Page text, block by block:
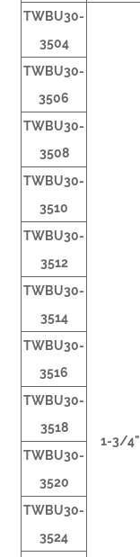
TWBU30-
3504
1-3/4"
TWBU30-
3506
TWBU30-
3508
TWBU30-
3510
TWBU30-
3512
TWBU30-
3514
TWBU30-
3516
TWBU30-
3518
TWBU30-
3520
TWBU30-
3524